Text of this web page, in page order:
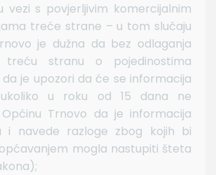
vezi s povjerljivim komercijalnim
treće strane – u tom slučaju
je dužna da bez odlaganja
treću stranu o pojedinostima
je upozori da će se informacija
ukoliko u roku od 15 dana ne
Trnovo da je informacija
i navede razloge zbog kojih bi
mogla nastupiti šteta